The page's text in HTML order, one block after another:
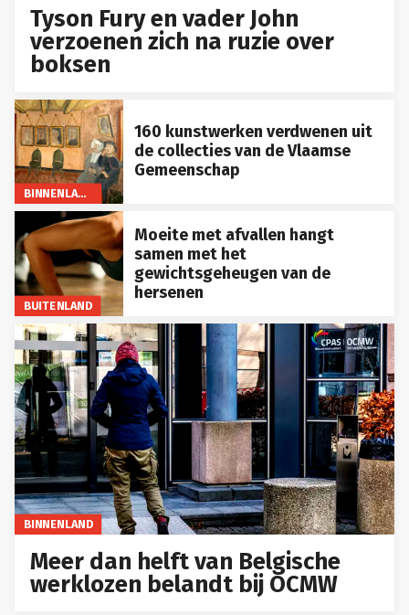
Tyson Fury en vader John
verzoenen zich na ruzie over
boksen
BINNENLAND
160 kunstwerken verdwenen uit
de collecties van de Vlaamse
Gemeenschap
BUITENLAND
Moeite met afvallen hangt
samen met het
gewichtsgeheugen van de
hersenen
BINNENLAND
Meer dan helft van Belgische
werklozen belandt bij OCMW